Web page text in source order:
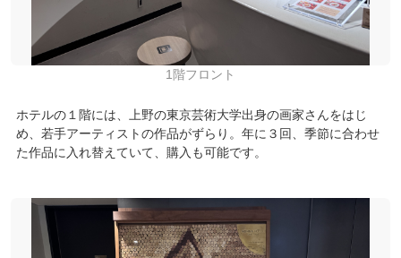
1階フロント
ホテルの１階には、上野の東京芸術大学出身の画家さんをはじ
め、若手アーティストの作品がずらり。年に３回、季節に合わせ
た作品に入れ替えていて、購入も可能です。